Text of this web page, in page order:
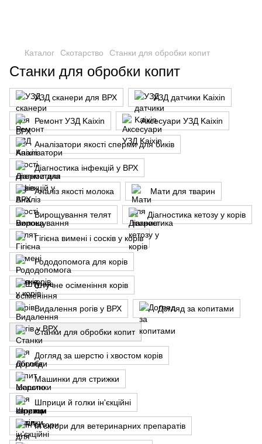
Каталог Скотарство Станки для обробки копит
Станки для обробки копит
УЗД сканери для ВРХ УЗД датчики Kaixin
Ремонт УЗД Kaixin Аксесуари УЗД Kaixin
Аналізатори якості сперми для биків
Діагностика інфекцій у ВРХ
Аналіз якості молока Мати для тварин
Вирощування телят Діагностика кетозу у корів
Гігієна вимені і сосків у корів
Рододопомога для корів
Штучне осіменіння корів
Видалення рогів у ВРХ Догляд за копитами
Станки для обробки копит
Догляд за шерстю і хвостом корів
Машинки для стрижки
Шприци й голки ін'єкційні
Ін'єктори для ветеринарних препаратів